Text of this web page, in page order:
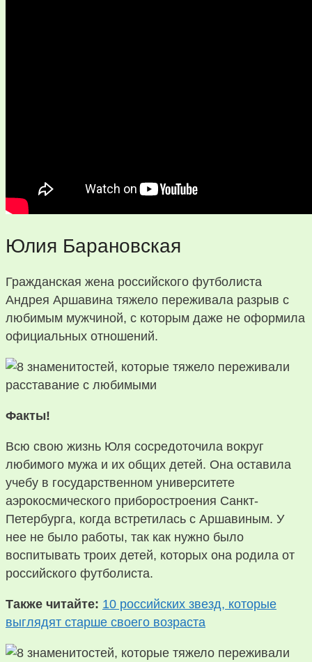
Юлия Барановская
Гражданская жена российского футболиста
Андрея Аршавина тяжело переживала разрыв с
любимым мужчиной, с которым даже не оформила
официальных отношений.
Факты!
Всю свою жизнь Юля сосредоточила вокруг
любимого мужа и их общих детей. Она оставила
учебу в государственном университете
аэрокосмического приборостроения Санкт-
Петербурга, когда встретилась с Аршавиным. У
нее не было работы, так как нужно было
воспитывать троих детей, которых она родила от
российского футболиста.
Также читайте: 10 российских звезд, которые
выглядят старше своего возраста